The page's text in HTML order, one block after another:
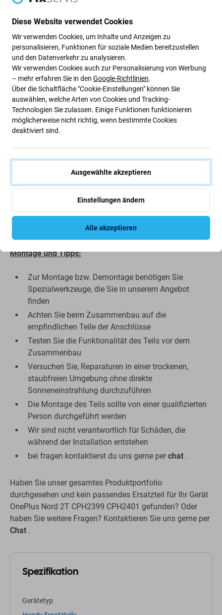
Wann muss die Batterie ausgetauscht werden?
das Gerät entlädt sich schnell
das Gerät überhitzt
das Gerät kann nicht zu 100 % geladen werden
das Gerät zeigt den Batteriestatus nicht korrekt an
Qualität der Ersatzteile
Qualität: Aftermarket
Ersatzteile werden nach den gleichen Standards,
Spezifikationen und Materialien wie das Original
hergestellt. Es handelt sich um eine Kopie des Originals.
Das als Aftermarket gelieferte Ersatzteil kann (in seltenen
Qualität oder Aussehen aufweisen. Weitere Informationen
zum Thema Qualität finden Sie in unserem Blog, in dem
wir uns ausführlicher mit diesem Thema befassen.
Montage und Tipps:
Zur Montage bzw. Demontage benötigen Sie
Spezialwerkzeuge, die Sie in unserem Angebot
finden
Achten Sie beim Zusammenbau auf die
empfindlichen Teile der Anschlüsse
Testen Sie die Funktionalität des Teils vor dem
Zusammenbau
Versuchen Sie, Reparaturen in einer trockenen,
staubfreien Umgebung ohne direkte
Sonneneinstrahlung durchzuführen
Die Montage des Teils sollte von einer qualifizierten
Person durchgeführt werden
Wir sind nicht verantwortlich für Schäden, die
während der Installation entstehen
bei fragen kontaktierst du uns gerne per chat .
Haben Sie unser gesamtes Produktportfolio
durchgesehen und kein passendes Ersatzteil für Ihr Gerät
OnePlus Nord 2T CPH2399 CPH2401 gefunden? Oder
haben Sie weitere Fragen? Kontaktieren Sie uns gerne per
Chat .
Spezifikation
Gerätetyp
Diese Website verwendet Cookies
Wir verwenden Cookies, um Inhalte und Anzeigen zu
personalisieren, Funktionen für soziale Medien bereitzustellen
und den Datenverkehr zu analysieren.
Wir verwenden Cookies auch zur Personalisierung von Werbung
– mehr erfahren Sie in den Google-Richtlinien.
Über die Schaltfläche "Cookie-Einstellungen" können Sie
auswählen, welche Arten von Cookies und Tracking-
Technologien Sie zulassen. Einige Funktionen funktionieren
möglicherweise nicht richtig, wenn bestimmte Cookies
deaktiviert sind.
Ausgewählte akzeptieren
Einstellungen ändern
Alle akzeptieren